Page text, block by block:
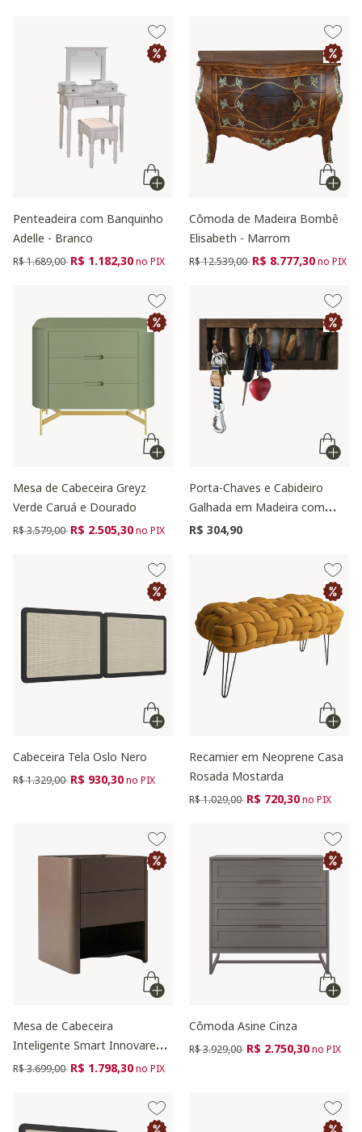
Penteadeira com Banquinho
Adelle - Branco
Preço reduzido de
R$ 1.689,00 para
R$ 1.182,30no PIX
Cômoda de Madeira Bombê
Elisabeth - Marrom
Preço reduzido de
R$ 12.539,00 para
R$ 8.777,30no PIX
Mesa de Cabeceira Greyz
Verde Caruá e Dourado
Preço reduzido de
R$ 3.579,00 para
R$ 2.505,30no PIX
Porta-Chaves e Cabideiro
Galhada em Madeira com
Ganchos
R$ 304,90
Cabeceira Tela Oslo Nero
Preço reduzido de
R$ 1.329,00 para
R$ 930,30no PIX
Recamier em Neoprene Casa
Rosada Mostarda
Preço reduzido de
R$ 1.029,00 para
R$ 720,30no PIX
Mesa de Cabeceira
Inteligente Smart Innovare
Capuccino
Preço reduzido de
R$ 3.699,00 para
R$ 1.798,30no PIX
Cômoda Asine Cinza
Preço reduzido de
R$ 3.929,00 para
R$ 2.750,30no PIX